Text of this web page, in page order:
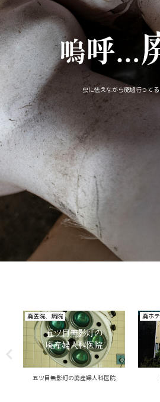
虫に怯えながら廃墟行って
廃医院、病院
小さな廃診療所
廃ホ